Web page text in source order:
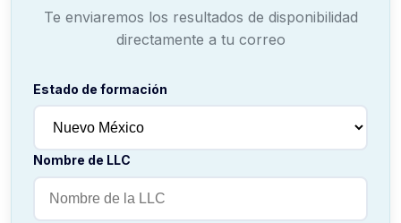
Te enviaremos los resultados de disponibilidad
directamente a tu correo
Estado de formación
Nombre de LLC